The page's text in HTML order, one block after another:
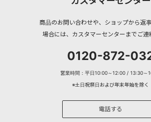
商品のお問い合わせや、ショップから返
場合には、カスタマーセンターまでご連
0120-872-
営業時間：平日10:00～12:00 / 13:30～
※土日祝祭日および年末年始を除く
電話する